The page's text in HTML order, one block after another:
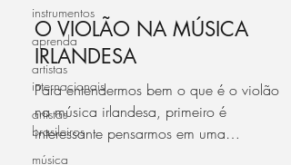
instrumentos
aprenda
artistas
internacionais
artistas
brasileiros
música
O VIOLÃO NA MÚSICA
IRLANDESA
Para entendermos bem o que é o violão
na música irlandesa, primeiro é
interessante pensarmos em uma
informação importante: somos...